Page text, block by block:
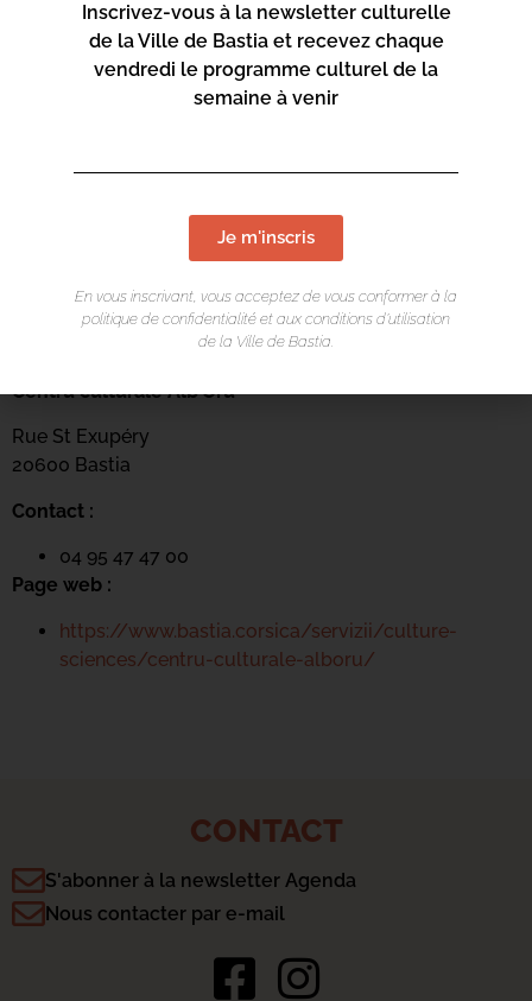
LIEU DE L'ÉVÉNEMENT
Centru culturale Alb’Oru
Rue St Exupéry
20600 Bastia
Contact :
04 95 47 47 00
Page web :
https://www.bastia.corsica/servizii/culture-
sciences/centru-culturale-alboru/
CONTACT
S'abonner à la newsletter Agenda
Nous contacter par e-mail
Inscrivez-vous à la newsletter culturelle
de la Ville de Bastia et recevez chaque
vendredi le programme culturel de la
semaine à venir
Je m'inscris
En vous inscrivant, vous acceptez de vous conformer à la
politique de confidentialité et aux conditions d’utilisation
de la Ville de Bastia.